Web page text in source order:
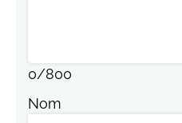
0/800
Nom